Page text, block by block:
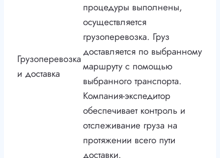
Грузоперевозка
и доставка
процедуры выполнены,
осуществляется
грузоперевозка. Груз
доставляется по выбранному
маршруту с помощью
выбранного транспорта.
Компания-экспедитор
обеспечивает контроль и
отслеживание груза на
протяжении всего пути
доставки.